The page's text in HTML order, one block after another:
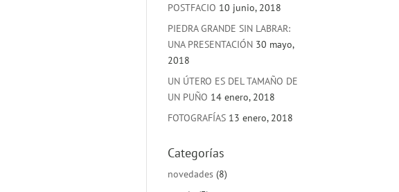
POSTFACIO 10 junio, 2018
PIEDRA GRANDE SIN LABRAR:
UNA PRESENTACIÓN 30 mayo,
2018
UN ÚTERO ES DEL TAMAÑO DE
UN PUÑO 14 enero, 2018
FOTOGRAFÍAS 13 enero, 2018
Categorías
novedades (8)